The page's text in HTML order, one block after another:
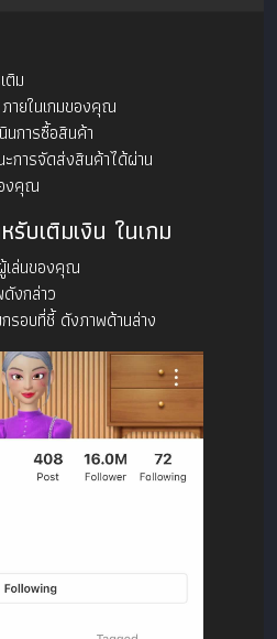
ติม
ายในเกมของคุณ
นการซื้อสินค้า
การจัดส่งสินค้าได้ผ่าน
งคุณ
รับเติมเงิน ในเกม
เล่นของคุณ
งกล่าว
รอบที่ชี้ ดังภาพด้านล่าง